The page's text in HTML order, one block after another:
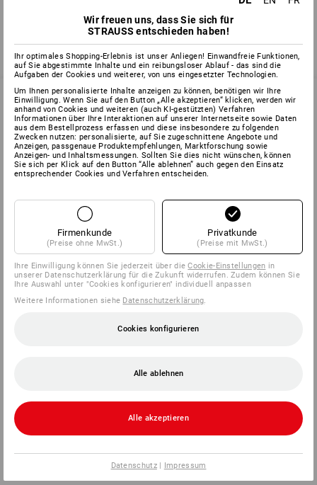
SERVICE 0 60 50 / 97 10 12
SERVICE
UNTERNEHMEN
INFORMATIONEN
ZAHLARTEN
Strauss Deutschland
Frankfurter Straße 98-108
Wir freuen uns, dass Sie sich für
STRAUSS entschieden haben!
Ihr optimales Shopping-Erlebnis ist unser Anliegen! Einwandfreie Funktionen,
auf Sie abgestimmte Inhalte und ein reibungsloser Ablauf - das sind die
Aufgaben der Cookies und weiterer, von uns eingesetzter Technologien.
Um Ihnen personalisierte Inhalte anzeigen zu können, benötigen wir Ihre
Einwilligung. Wenn Sie auf den Button „Alle akzeptieren“ klicken, werden wir
anhand von Cookies und weiteren (auch KI-gestützten) Verfahren
Informationen über Ihre Interaktionen auf unserer Internetseite sowie Daten
aus dem Bestellprozess erfassen und diese insbesondere zu folgenden
Zwecken nutzen: personalisierte, auf Sie zugeschnittene Angebote und
Anzeigen, passgenaue Produktempfehlungen, Marktforschung sowie
Anzeigen- und Inhaltsmessungen. Sollten Sie dies nicht wünschen, können
Sie sich per Klick auf den Button “Alle ablehnen” auch gegen den Einsatz
entsprechender Cookies und Verfahren entscheiden.
Firmenkunde
(Preise ohne MwSt.)
Privatkunde
(Preise mit MwSt.)
Ihre Einwilligung können Sie jederzeit über dieCookie-Einstellungen in
unserer Datenschutzerklärung für die Zukunft widerrufen. Zudem können Sie
Ihre Auswahl unter "Cookies konfigurieren" individuell anpassen
Weitere Informationen siehe Datenschutzerklärung.
Cookies konfigurieren
Alle ablehnen
Alle akzeptieren
Datenschutz| Impressum